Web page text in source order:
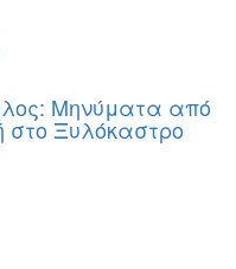
Μηνύματα από
Ξυλόκαστρο